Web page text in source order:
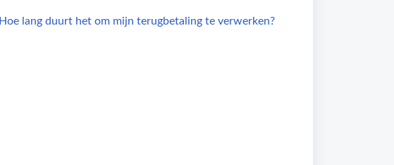
Hoe lang duurt het om mijn terugbetaling te verwerken?